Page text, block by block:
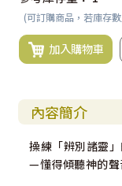
(可訂購商品，若庫存
加入購物車
內容簡介
操練「辨別諸
—懂得傾聽神的